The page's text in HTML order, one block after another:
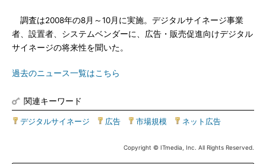
調査は2008年の8月～10月に実施。デジタルサイネージ事業
者、設置者、システムベンダーに、広告・販売促進向けデジタル
サイネージの将来性を聞いた。
過去のニュース一覧はこちら
関連キーワード
デジタルサイネージ 広告 市場規模 ネット広告
Copyright © ITmedia, Inc. All Rights Reserved.